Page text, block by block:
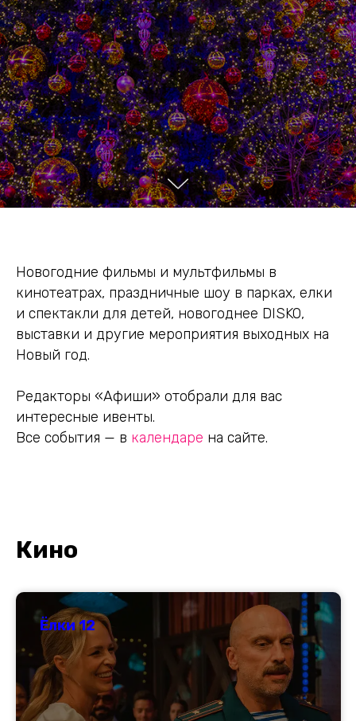
Новогодние фильмы и мультфильмы в
кинотеатрах, праздничные шоу в парках, елки
и спектакли для детей, новогоднее DISKO,
выставки и другие мероприятия выходных на
Новый год.
Редакторы «Афиши» отобрали для вас
интересные ивенты.
Все события — в календаре на сайте.
Кино
Ёлки 12